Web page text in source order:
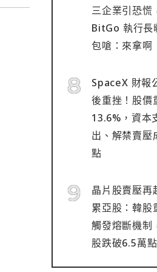
三企業引恐慌
BitGo 執行長
包嗆：來拿啊
SpaceX 財報
後重挫！股價
13.6%，資本
出、解禁賣壓
點
晶片股賣壓再
累亞股：韓股
觸發熔斷機制
股跌破6.5萬點